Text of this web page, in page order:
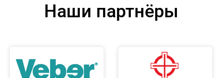
Наши партнёры